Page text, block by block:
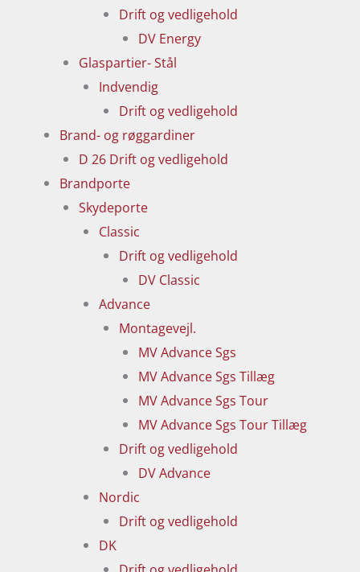
Drift og vedligehold
DV Energy
Glaspartier- Stål
Indvendig
Drift og vedligehold
Brand- og røggardiner
D 26 Drift og vedligehold
Brandporte
Skydeporte
Classic
Drift og vedligehold
DV Classic
Advance
Montagevejl.
MV Advance Sgs
MV Advance Sgs Tillæg
MV Advance Sgs Tour
MV Advance Sgs Tour Tillæg
Drift og vedligehold
DV Advance
Nordic
Drift og vedligehold
DK